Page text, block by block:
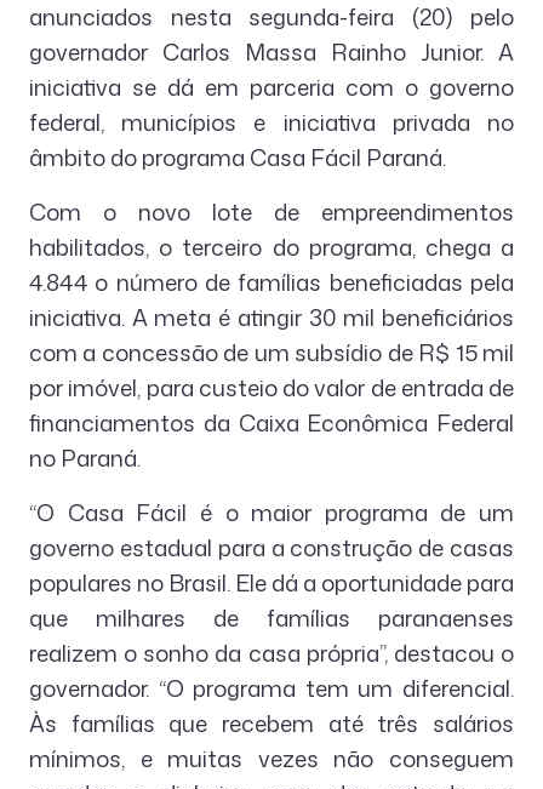
anunciados nesta segunda-feira (20) pelo
governador Carlos Massa Rainho Junior. A
iniciativa se dá em parceria com o governo
federal, municípios e iniciativa privada no
âmbito do programa Casa Fácil Paraná.
Com o novo lote de empreendimentos
habilitados, o terceiro do programa, chega a
4.844 o número de famílias beneficiadas pela
iniciativa. A meta é atingir 30 mil beneficiários
com a concessão de um subsídio de R$ 15 mil
por imóvel, para custeio do valor de entrada de
financiamentos da Caixa Econômica Federal
no Paraná.
“O Casa Fácil é o maior programa de um
governo estadual para a construção de casas
populares no Brasil. Ele dá a oportunidade para
que milhares de famílias paranaenses
realizem o sonho da casa própria”, destacou o
governador. “O programa tem um diferencial.
Às famílias que recebem até três salários
mínimos, e muitas vezes não conseguem